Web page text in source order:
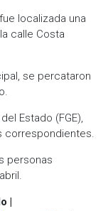
localizada una
calle Costa
se percataron
Estado (FGE),
correspondientes.
personas
|